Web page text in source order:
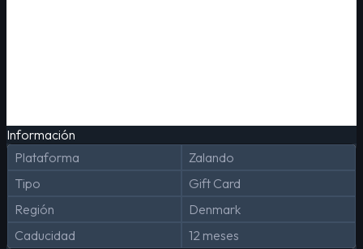
Información
Plataforma
Zalando
Tipo
Gift Card
Región
Denmark
Caducidad
12 meses